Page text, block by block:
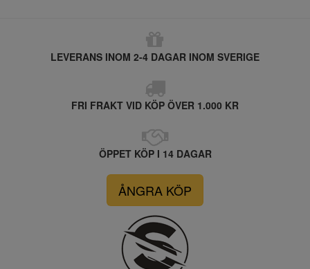
LEVERANS INOM 2-4 DAGAR INOM SVERIGE
FRI FRAKT VID KÖP ÖVER 1.000 KR
ÖPPET KÖP I 14 DAGAR
ÅNGRA KÖP